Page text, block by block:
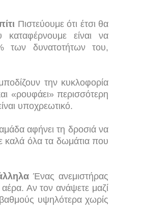
Πιστεύουμε ότι έτσι θα
είναι να
των δυνατοτήτων του,
την κυκλοφορία
«ρουφάει» περισσότερη
υποχρεωτικό.
αφήνει τη δροσιά να
καλά όλα τα δωμάτια που
Ένας ανεμιστήρας
Αν τον ανάψετε μαζί
βαθμούς υψηλότερα χωρίς